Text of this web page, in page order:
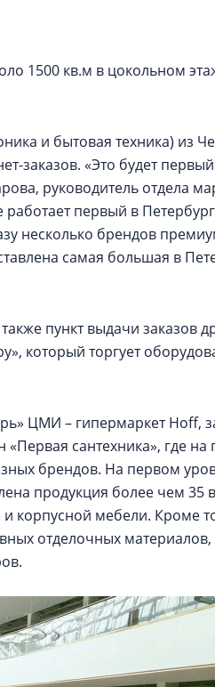
1500 кв.м в цокольном
и бытовая техника) из
заказов. «Это будет
руководитель отдела
первый в
несколько брендов
самая большая в
пункт выдачи заказов
который торгует
ЦМИ – гипермаркет Hoff,
сантехника», где
брендов. На первом
продукция более чем 35
корпусной мебели. Кроме
отделочных материалов,